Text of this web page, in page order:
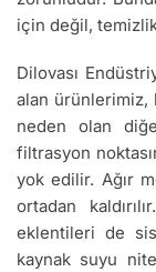
için değil,
Dilovası
alan ürünlerimiz,
neden olan
filtrasyon
yok edilir. Ağır
ortadan
eklentileri de
kaynak suyu